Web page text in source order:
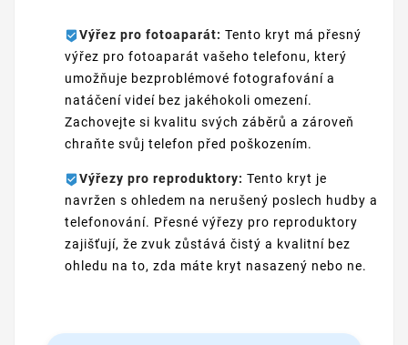
Výřez pro fotoaparát: Tento kryt má přesný
výřez pro fotoaparát vašeho telefonu, který
umožňuje bezproblémové fotografování a
natáčení videí bez jakéhokoli omezení.
Zachovejte si kvalitu svých záběrů a zároveň
chraňte svůj telefon před poškozením.
Výřezy pro reproduktory: Tento kryt je
navržen s ohledem na nerušený poslech hudby a
telefonování. Přesné výřezy pro reproduktory
zajišťují, že zvuk zůstává čistý a kvalitní bez
ohledu na to, zda máte kryt nasazený nebo ne.